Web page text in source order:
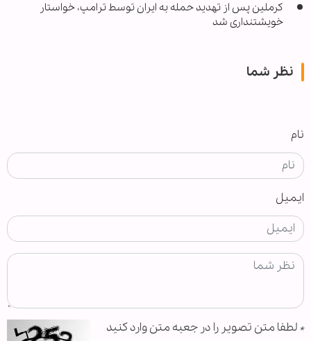
کرملین پس از تهدید حمله به ایران توسط ترامپ، خواستار
خویشتنداری شد
نظر شما
نام
ایمیل
* لطفا متن تصویر را در جعبه متن وارد کنید